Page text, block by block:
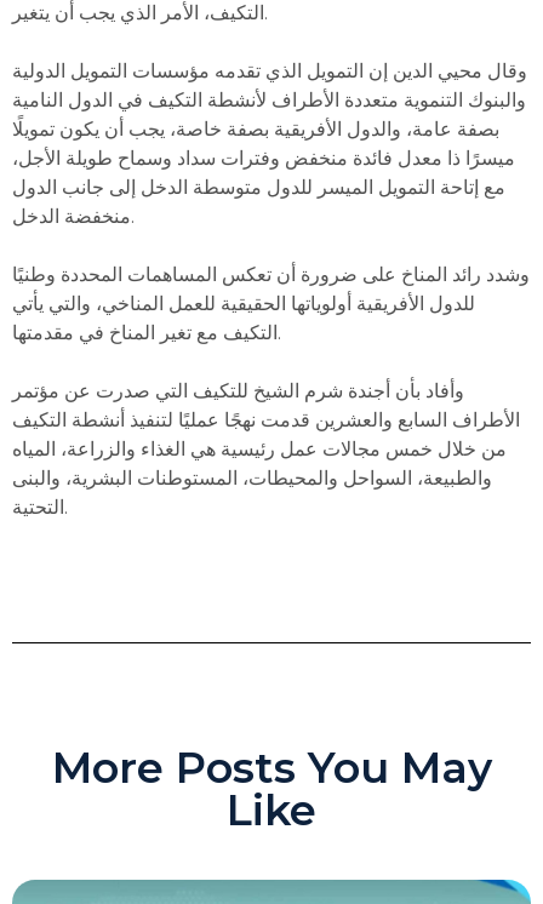
التكيف، الأمر الذي يجب أن يتغير.
وقال محيي الدين إن التمويل الذي تقدمه مؤسسات التمويل الدولية
والبنوك التنموية متعددة الأطراف لأنشطة التكيف في الدول النامية
بصفة عامة، والدول الأفريقية بصفة خاصة، يجب أن يكون تمويلًا
ميسرًا ذا معدل فائدة منخفض وفترات سداد وسماح طويلة الأجل،
مع إتاحة التمويل الميسر للدول متوسطة الدخل إلى جانب الدول
منخفضة الدخل.
وشدد رائد المناخ على ضرورة أن تعكس المساهمات المحددة وطنيًا
للدول الأفريقية أولوياتها الحقيقية للعمل المناخي، والتي يأتي
التكيف مع تغير المناخ في مقدمتها.
وأفاد بأن أجندة شرم الشيخ للتكيف التي صدرت عن مؤتمر
الأطراف السابع والعشرين قدمت نهجًا عمليًا لتنفيذ أنشطة التكيف
من خلال خمس مجالات عمل رئيسية هي الغذاء والزراعة، المياه
والطبيعة، السواحل والمحيطات، المستوطنات البشرية، والبنى
التحتية.
More Posts You May
Like